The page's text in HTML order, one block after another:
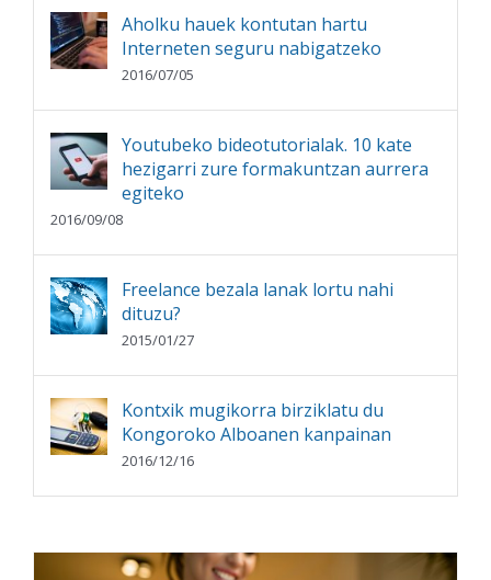
Aholku hauek kontutan hartu
Interneten seguru nabigatzeko
2016/07/05
Youtubeko bideotutorialak. 10 kate
hezigarri zure formakuntzan aurrera
egiteko
2016/09/08
Freelance bezala lanak lortu nahi
dituzu?
2015/01/27
Kontxik mugikorra birziklatu du
Kongoroko Alboanen kanpainan
2016/12/16